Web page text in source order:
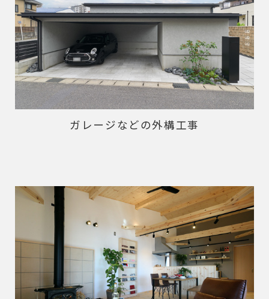
ガレージなどの外構工事